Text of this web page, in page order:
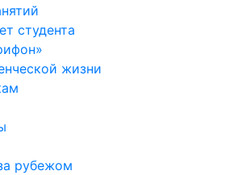
студента
жизни
рубежом